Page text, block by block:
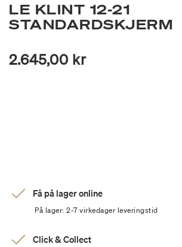
LE KLINT 12-21
STANDARDSKJERM
2.645,00 kr
Få på lager online
På lager: 2-7 virkedager leveringstid
Click & Collect